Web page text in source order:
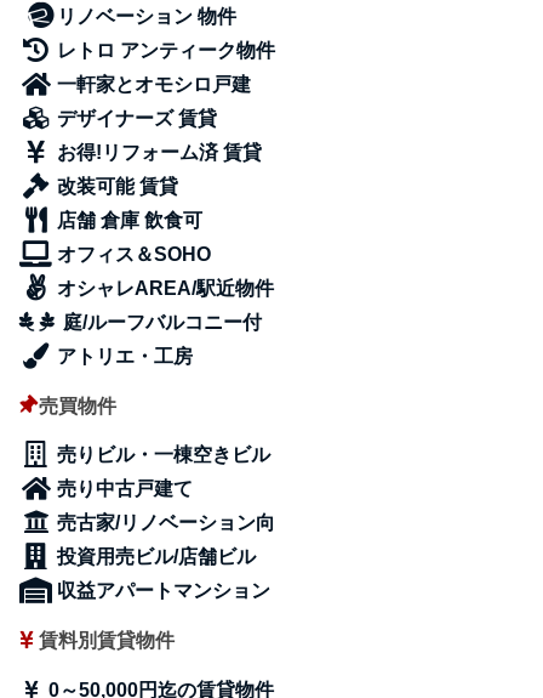
リノベーション 物件
レトロ アンティーク物件
一軒家とオモシロ戸建
デザイナーズ 賃貸
お得!リフォーム済 賃貸
改装可能 賃貸
店舗 倉庫 飲食可
オフィス＆SOHO
オシャレAREA/駅近物件
庭/ルーフバルコニー付
アトリエ・工房
売買物件
売りビル・一棟空きビル
売り中古戸建て
売古家/リノベーション向
投資用売ビル/店舗ビル
収益アパートマンション
賃料別賃貸物件
0～50,000円迄の賃貸物件